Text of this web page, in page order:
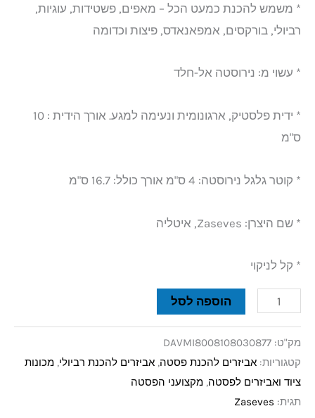
* משמש להכנת כמעט הכל – מאפים, פשטידות, עוגיות,
רביולי, בורקסים, אמפאנאדס, פיצות וכדומה
* עשוי מ: נירוסטה אל-חלד
* ידית פלסטיק, ארגונומית ונעימה למגע. אורך הידית : 10
ס"מ
* קוטר גלגל נירוסטה: 4 ס"מ אורך כולל: 16.7 ס"מ
* שם היצרן: Zaseves, איטליה
* קל לניקוי
הוספה לסל
מק"ט: DAVMI8008108030877
קטגוריות: אביזרים להכנת פסטה, אביזרים להכנת רביולי, מכונות
ציוד ואביזרים לפסטה, מקצועני הפסטה
תגית: Zaseves